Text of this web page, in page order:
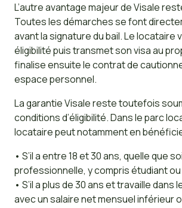
L’autre avantage majeur de Visale
Toutes les démarches se font
avant la signature du bail. Le locataire
éligibilité puis transmet son visa au
finalise ensuite le contrat de
espace personnel.
La garantie Visale reste toutefois
conditions d’éligibilité. Dans le parc
locataire peut notamment en
• S’il a entre 18 et 30 ans, quelle que
professionnelle, y compris étudiant
• S’il a plus de 30 ans et travaille dans
avec un salaire net mensuel inférieur